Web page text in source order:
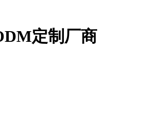
定制厂商